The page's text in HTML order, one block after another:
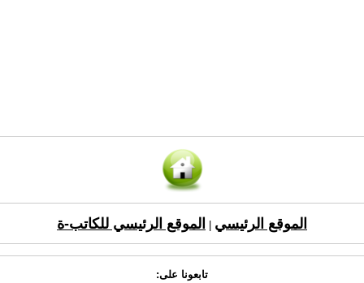
الموقع الرئيسي الموقع الرئيسي للكاتب-ة
تابعونا على: